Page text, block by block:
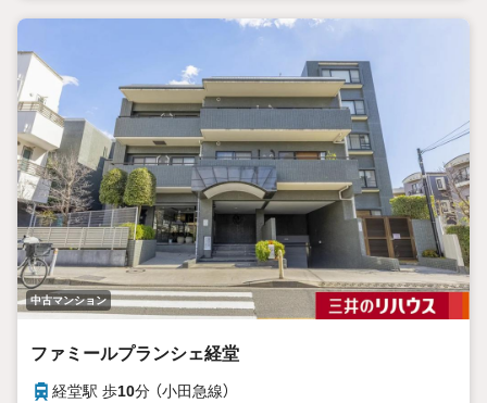
中古マンション
ファミールプランシェ経堂
経堂駅 歩10分 （小田急線）